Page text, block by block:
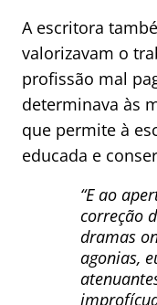
A escritora
valorizavam o
profissão mal
determinava às
que permite à
educada e
“E ao
correção
dramas
agonias,